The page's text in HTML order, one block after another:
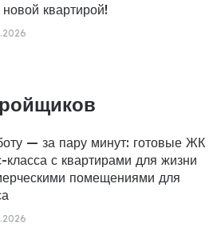
квартирой!
— за пару минут: готовые ЖК
класса с квартирами для жизни
помещениями для